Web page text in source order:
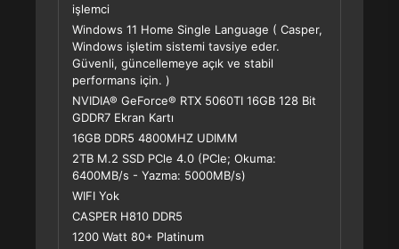
işlemci
Windows 11 Home Single Language ( Casper,
Windows işletim sistemi tavsiye eder.
Güvenli, güncellemeye açık ve stabil
performans için. )
NVIDIA® GeForce® RTX 5060TI 16GB 128 Bit
GDDR7 Ekran Kartı
16GB DDR5 4800MHZ UDIMM
2TB M.2 SSD PCle 4.0 (PCle; Okuma:
6400MB/s - Yazma: 5000MB/s)
WIFI Yok
CASPER H810 DDR5
1200 Watt 80+ Platinum